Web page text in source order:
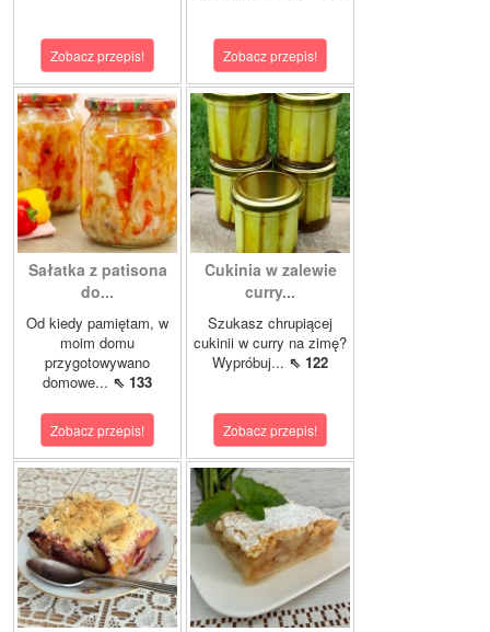
Zobacz przepis! Zobacz przepis!
Sałatka z patisona
do...
Od kiedy pamiętam, w
moim domu
przygotowywano
domowe... ⇖ 133
Zobacz przepis!
Cukinia w zalewie
curry...
Szukasz chrupiącej
cukinii w curry na zimę?
Wypróbuj... ⇖ 122
Zobacz przepis!